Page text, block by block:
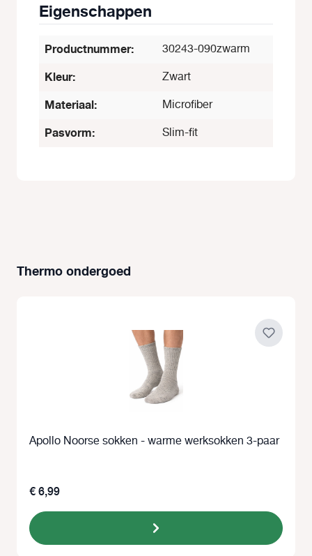
Eigenschappen
Productnummer: 30243-090zwarm
Kleur: Zwart
Materiaal: Microfiber
Pasvorm: Slim-fit
Productgalerij overslaan
Thermo ondergoed
Apollo Noorse sokken - warme werksokken 3-paar
€ 6,99